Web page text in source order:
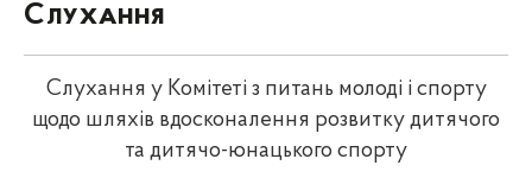
Слухання
Слухання у Комітеті з питань молоді і спорту
щодо шляхів вдосконалення розвитку дитячого
та дитячо-юнацького спорту